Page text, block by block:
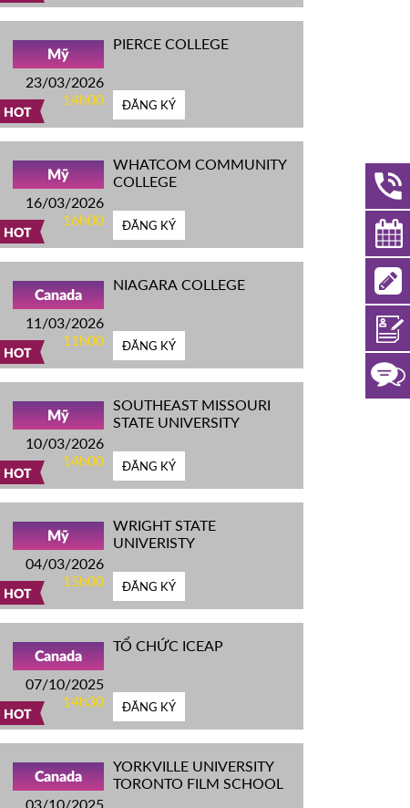
HOT
Mỹ
23/03/2026
14h00
PIERCE COLLEGE
ĐĂNG KÝ
HOT
Mỹ
16/03/2026
16h00
WHATCOM COMMUNITY
COLLEGE
ĐĂNG KÝ
HOT
Canada
11/03/2026
11h00
NIAGARA COLLEGE
ĐĂNG KÝ
HOT
Mỹ
10/03/2026
14h00
SOUTHEAST MISSOURI
STATE UNIVERSITY
ĐĂNG KÝ
HOT
Mỹ
04/03/2026
15h00
WRIGHT STATE
UNIVERISTY
ĐĂNG KÝ
HOT
Canada
07/10/2025
14h30
TỔ CHỨC ICEAP
ĐĂNG KÝ
Canada
03/10/2025
YORKVILLE UNIVERSITY
TORONTO FILM SCHOOL